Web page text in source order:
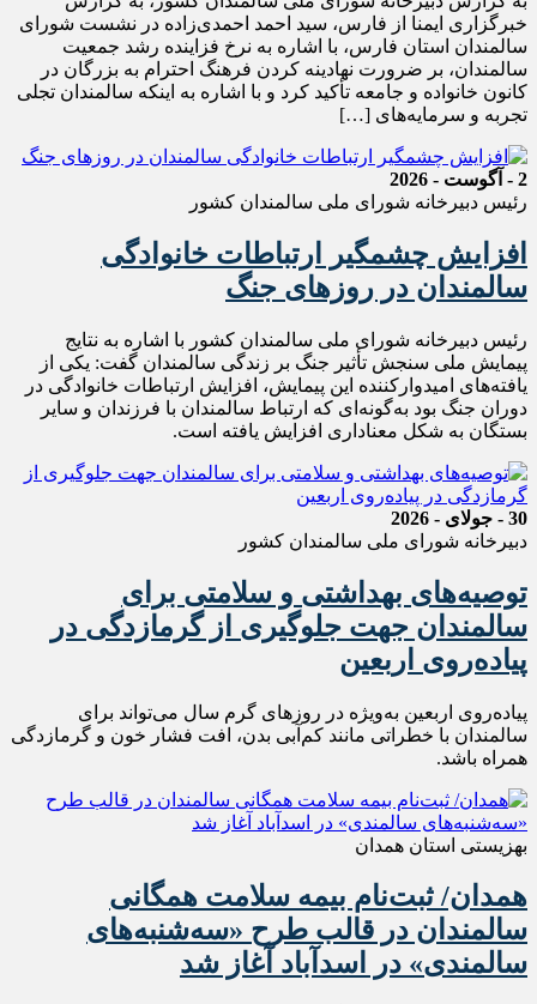
خبرگزاری ایمنا از فارس، سید احمد احمدی‌زاده در نشست شورای
سالمندان استان فارس، با اشاره به نرخ فزاینده رشد جمعیت
سالمندان، بر ضرورت نهادینه کردن فرهنگ احترام به بزرگان در
کانون خانواده و جامعه تأکید کرد و با اشاره به اینکه سالمندان تجلی
تجربه و سرمایه‌های […]
2 - آگوست - 2026
رئیس دبیرخانه شورای ملی سالمندان کشور
افزایش چشمگیر ارتباطات خانوادگی
سالمندان در روزهای جنگ
رئیس دبیرخانه شورای ملی سالمندان کشور با اشاره به نتایج
پیمایش ملی سنجش تأثیر جنگ بر زندگی سالمندان گفت: یکی از
یافته‌های امیدوارکننده این پیمایش، افزایش ارتباطات خانوادگی در
دوران جنگ بود به‌گونه‌ای که ارتباط سالمندان با فرزندان و سایر
بستگان به شکل معناداری افزایش یافته است.
30 - جولای - 2026
دبیرخانه شورای ملی سالمندان کشور
️توصیه‌های بهداشتی و سلامتی برای
سالمندان جهت جلوگیری از گرمازدگی در
پیاده‌روی اربعین
️پیاده‌روی اربعین به‌ویژه در روزهای گرم سال می‌تواند برای
سالمندان با خطراتی مانند کم‌آبی بدن، افت فشار خون و گرمازدگی
همراه باشد.
بهزیستی استان همدان
همدان/ ثبت‌نام بیمه سلامت همگانی
سالمندان در قالب طرح «سه‌شنبه‌های
سالمندی» در اسدآباد آغاز شد